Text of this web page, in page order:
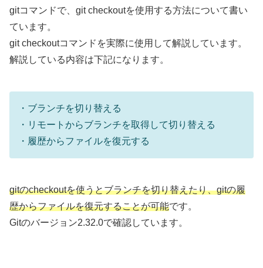
gitコマンドで、git checkoutを使用する方法について書い
ています。
git checkoutコマンドを実際に使用して解説しています。
解説している内容は下記になります。
・ブランチを切り替える
・リモートからブランチを取得して切り替える
・履歴からファイルを復元する
gitのcheckoutを使うとブランチを切り替えたり、gitの履
歴からファイルを復元することが可能です。
Gitのバージョン2.32.0で確認しています。